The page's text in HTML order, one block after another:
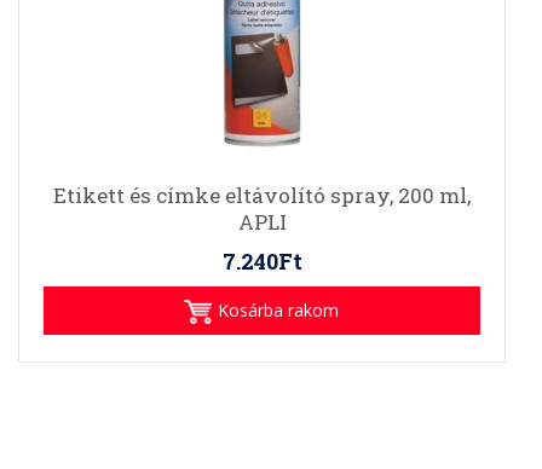
Etikett és címke eltávolító spray, 200 ml,
APLI
7.240Ft
Kosárba rakom